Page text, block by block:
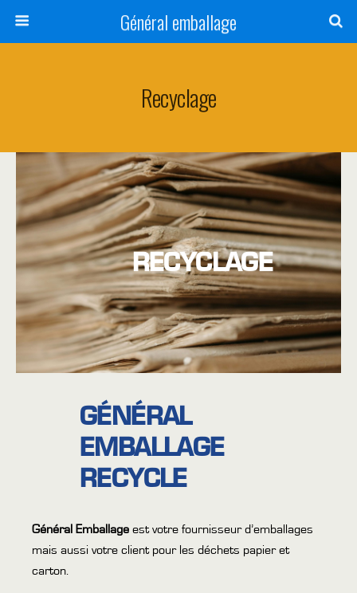
Général emballage
Recyclage
RECYCLAGE
GÉNÉRAL
EMBALLAGE
RECYCLE
Général Emballage est votre fournisseur d’emballages
mais aussi votre client pour les déchets papier et
carton.